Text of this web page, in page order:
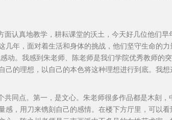
认真地教学，耕耘课堂的沃土，今天好几位他们
年，面对着生活和身体的挑战，他们坚守生命的
动。我感到朱老师、陈老师是我们学院优秀教师的
的理想，以自己的本色将这种理想进行到底。我想
同点。第一，是文心。朱老师很多作品都是木刻，
，用刀来镌刻自己的感情。在楼下方厅里，可以